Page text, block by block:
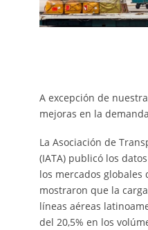
A excepción de
mejoras en la
La Asociación de
(IATA) publicó los
los mercados globales
mostraron que la
líneas aéreas
del 20,5% en los